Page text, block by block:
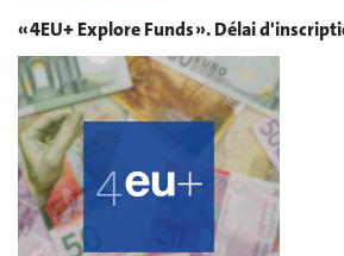
« 4EU+ Explore Funds ». Délai